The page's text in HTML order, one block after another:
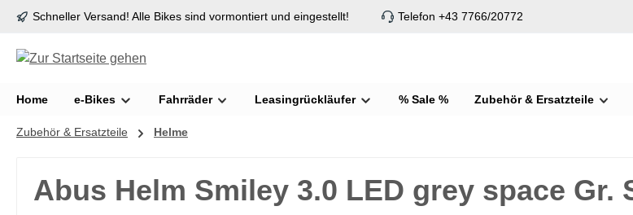
Zur Hauptnavigation springen
Schneller Versand! Alle Bikes sind vormontiert und eingestellt! Telefon +43 7766/20772
Home e-Bikes Fahrräder Leasingrückläufer % Sale % Zubehör & Ersatzteile
Zubehör & Ersatzteile Helme
Abus Helm Smiley 3.0 LED grey space Gr.